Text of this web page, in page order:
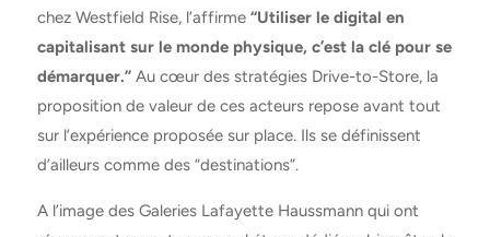
chez Westfield Rise, l’affirme “Utiliser le digital en
capitalisant sur le monde physique, c’est la clé pour se
démarquer.”Au cœur des stratégies Drive-to-Store, la
proposition de valeur de ces acteurs repose avant tout
sur l’expérience proposée sur place. Ils se définissent
d’ailleurs comme des “destinations”.
A l’image des Galeries Lafayette Haussmann qui ont